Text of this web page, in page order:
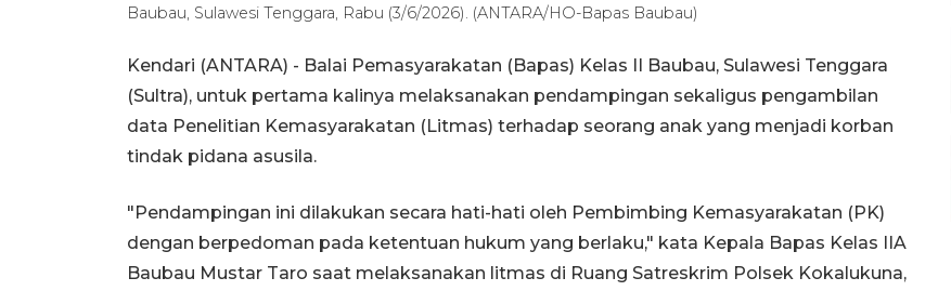
Baubau, Sulawesi Tenggara, Rabu (3/6/2026). (ANTARA/HO-Bapas Baubau)
Kendari (ANTARA) - Balai Pemasyarakatan (Bapas) Kelas II Baubau, Sulawesi Tenggara
(Sultra), untuk pertama kalinya melaksanakan pendampingan sekaligus pengambilan
data Penelitian Kemasyarakatan (Litmas) terhadap seorang anak yang menjadi korban
tindak pidana asusila.
"Pendampingan ini dilakukan secara hati-hati oleh Pembimbing Kemasyarakatan (PK)
dengan berpedoman pada ketentuan hukum yang berlaku," kata Kepala Bapas Kelas IIA
Baubau Mustar Taro saat melaksanakan litmas di Ruang Satreskrim Polsek Kokalukuna,